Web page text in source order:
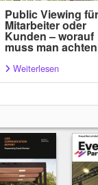
Public Viewing für
Mitarbeiter oder
Kunden – worauf
muss man
Weiterlesen